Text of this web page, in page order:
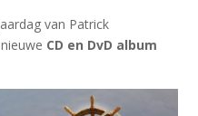
van Patrick
CD en DvD album